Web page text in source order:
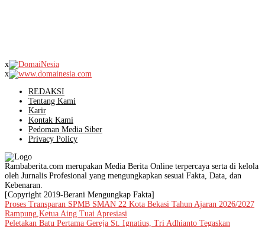
x
x
REDAKSI
Tentang Kami
Karir
Kontak Kami
Pedoman Media Siber
Privacy Policy
Rambaberita.com merupakan Media Berita Online terpercaya serta di kelola
oleh Jurnalis Profesional yang mengungkapkan sesuai Fakta, Data, dan
Kebenaran.
[Copyright 2019-Berani Mengungkap Fakta]
Proses Transparan SPMB SMAN 22 Kota Bekasi Tahun Ajaran 2026/2027
Rampung,Ketua Aing Tuai Apresiasi
Peletakan Batu Pertama Gereja St. Ignatius, Tri Adhianto Tegaskan